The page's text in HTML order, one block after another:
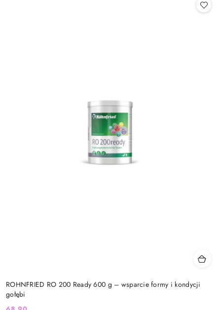
ROHNFRIED RO 200 Ready 600 g – wsparcie formy i kondycji
gołębi